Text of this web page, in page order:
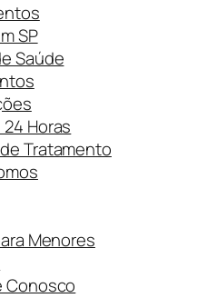
SP
Saúde
Horas
Tratamento
Menores
Conosco